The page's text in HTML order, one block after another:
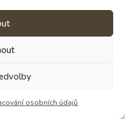
osobních údajů
dělá krom čokolád
o tmě